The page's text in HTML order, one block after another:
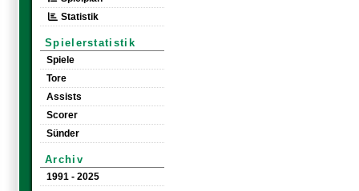
Statistik
Spielerstatistik
Spiele
Tore
Assists
Scorer
Sünder
Archiv
1991 - 2025